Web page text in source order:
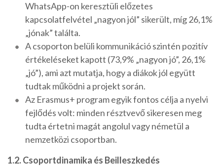
WhatsApp-on keresztüli előzetes
kapcsolatfelvétel „nagyon jól” sikerült, míg 26,1%
„jónak” találta.
A csoporton belüli kommunikáció szintén pozitív
értékeléseket kapott (73,9% „nagyon jó”, 26,1%
„jó”), ami azt mutatja, hogy a diákok jól együtt
tudtak működni a projekt során.
Az Erasmus+ program egyik fontos célja a nyelvi
fejlődés volt: minden résztvevő sikeresen meg
tudta értetni magát angolul vagy németül a
nemzetközi csoportban.
1.2. Csoportdinamika és Beilleszkedés